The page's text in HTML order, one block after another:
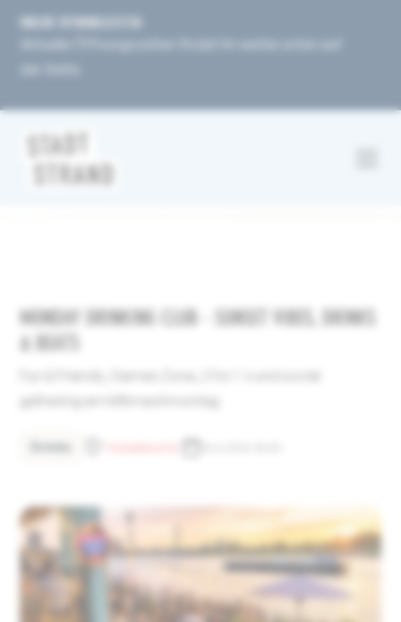
MONDAY DRINKING CLUB - SUNSET VIBES, DRINKS
& BEATS